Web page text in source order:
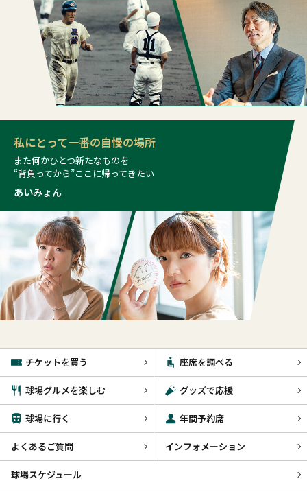
私にとって一番の自慢の場所
また何かひとつ新たなものを
“背負ってから”ここに帰ってきたい
あいみょん
チケットを買う 座席を調べる
球場グルメを楽しむ グッズで応援
球場に行く 年間予約席
よくあるご質問 インフォメーション
球場スケジュール